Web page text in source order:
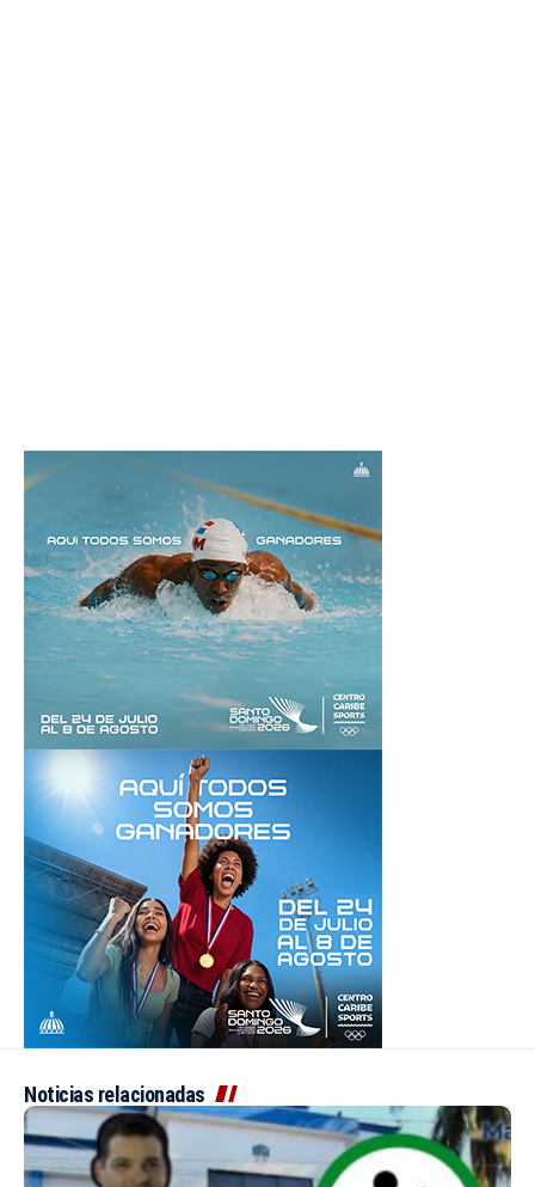
Noticias relacionadas